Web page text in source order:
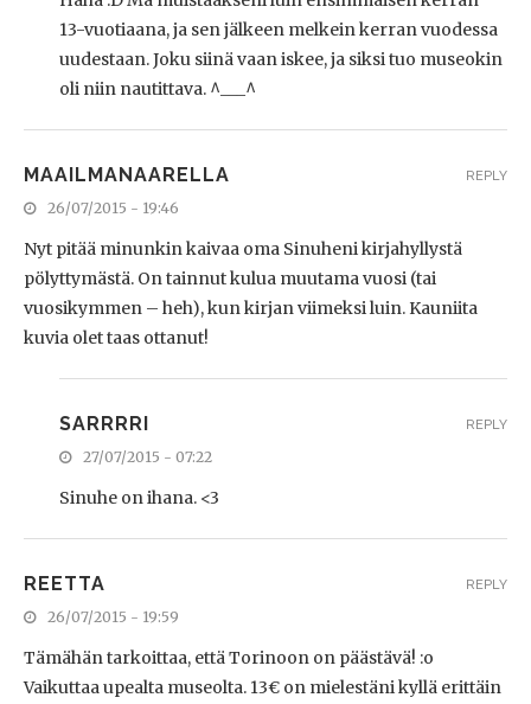
13-vuotiaana, ja sen jälkeen melkein kerran vuodessa
uudestaan. Joku siinä vaan iskee, ja siksi tuo museokin
oli niin nautittava. ^___^
MAAILMANAARELLA
26/07/2015 - 19:46
Nyt pitää minunkin kaivaa oma Sinuheni kirjahyllystä
pölyttymästä. On tainnut kulua muutama vuosi (tai
vuosikymmen – heh), kun kirjan viimeksi luin. Kauniita
kuvia olet taas ottanut!
REPLY
SARRRRI
27/07/2015 - 07:22
Sinuhe on ihana. <3
REPLY
REETTA
26/07/2015 - 19:59
Tämähän tarkoittaa, että Torinoon on päästävä! :o
Vaikuttaa upealta museolta. 13€ on mielestäni kyllä erittäin
REPLY